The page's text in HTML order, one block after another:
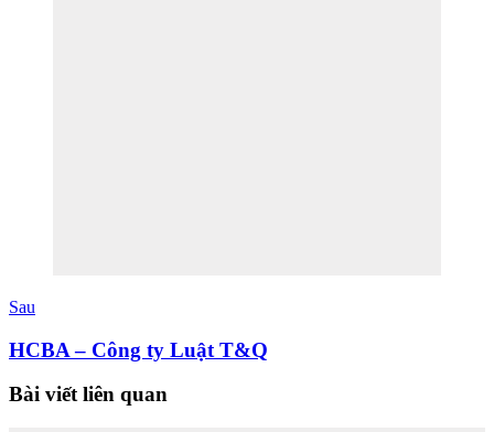
Sau
HCBA – Công ty Luật T&Q
Bài viết liên quan